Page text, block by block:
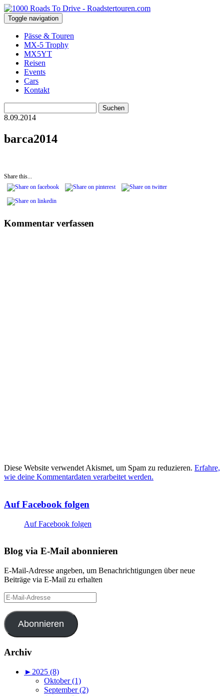
Toggle navigation
Pässe & Touren
MX-5 Trophy
MX5YT
Reisen
Events
Cars
Kontakt
nach:
8.09.2014
barca2014
Share this...
Kommentar verfassen
Diese Website verwendet Akismet, um Spam zu reduzieren. Erfahre,
wie deine Kommentardaten verarbeitet werden.
Auf Facebook folgen
Auf Facebook folgen
Blog via E-Mail abonnieren
E-Mail-Adresse angeben, um Benachrichtigungen über neue
Beiträge via E-Mail zu erhalten
E-
Mail-
Adresse
Abonnieren
Archiv
► 2025 (8)
Oktober (1)
September (2)